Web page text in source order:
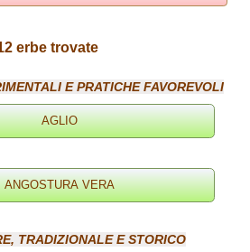
erbe trovate
E PRATICHE FAVOREVOLI
TRADIZIONALE E STORICO